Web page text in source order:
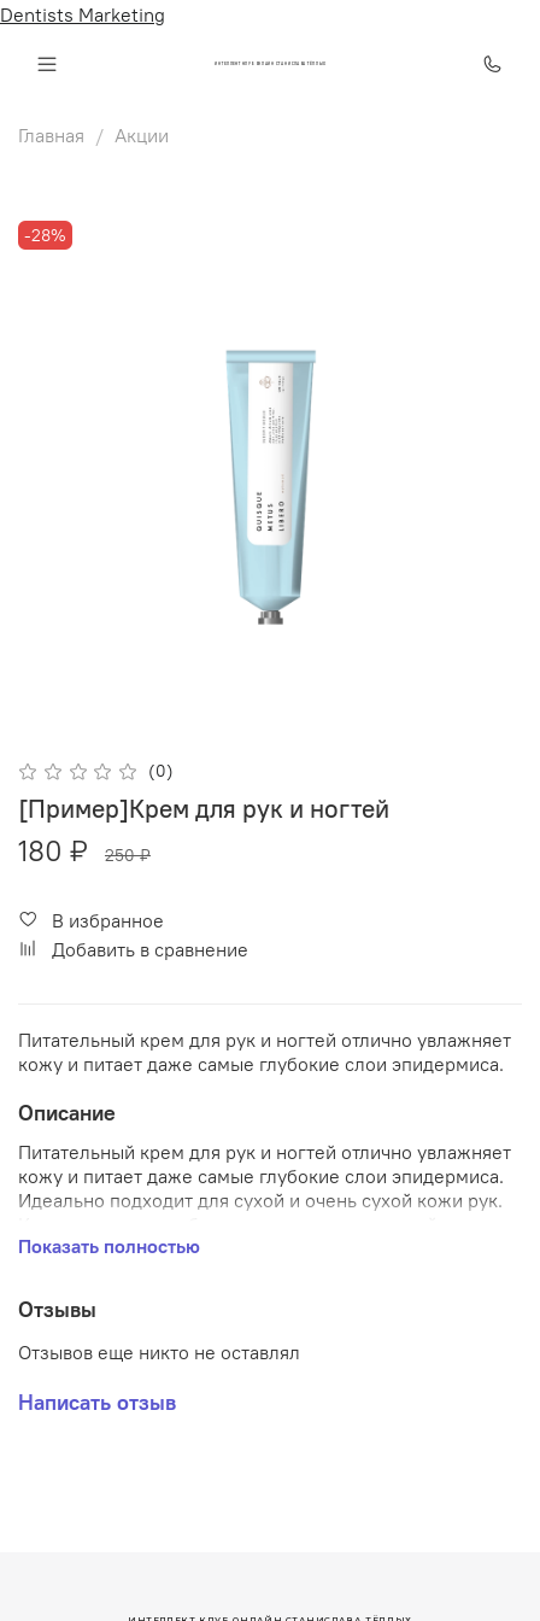
Dentists Marketing
ИНТЕЛЛЕКТ КЛУБ ОНЛАЙН СТАНИСЛАВА ТЁПЛЫХ
Главная Акции
-28%
(0)
[Пример]Крем для рук и ногтей
180 ₽ 250 ₽
В избранное
Добавить в сравнение
Питательный крем для рук и ногтей отлично увлажняет
кожу и питает даже самые глубокие слои эпидермиса.
Описание
Питательный крем для рук и ногтей отлично увлажняет
кожу и питает даже самые глубокие слои эпидермиса.
Идеально подходит для сухой и очень сухой кожи рук.
способствует уплотнению текстуры кожи, повышает
кожу. На 97% натуральный состав.
Показать полностью
Отзывы
Отзывов еще никто не оставлял
Написать отзыв